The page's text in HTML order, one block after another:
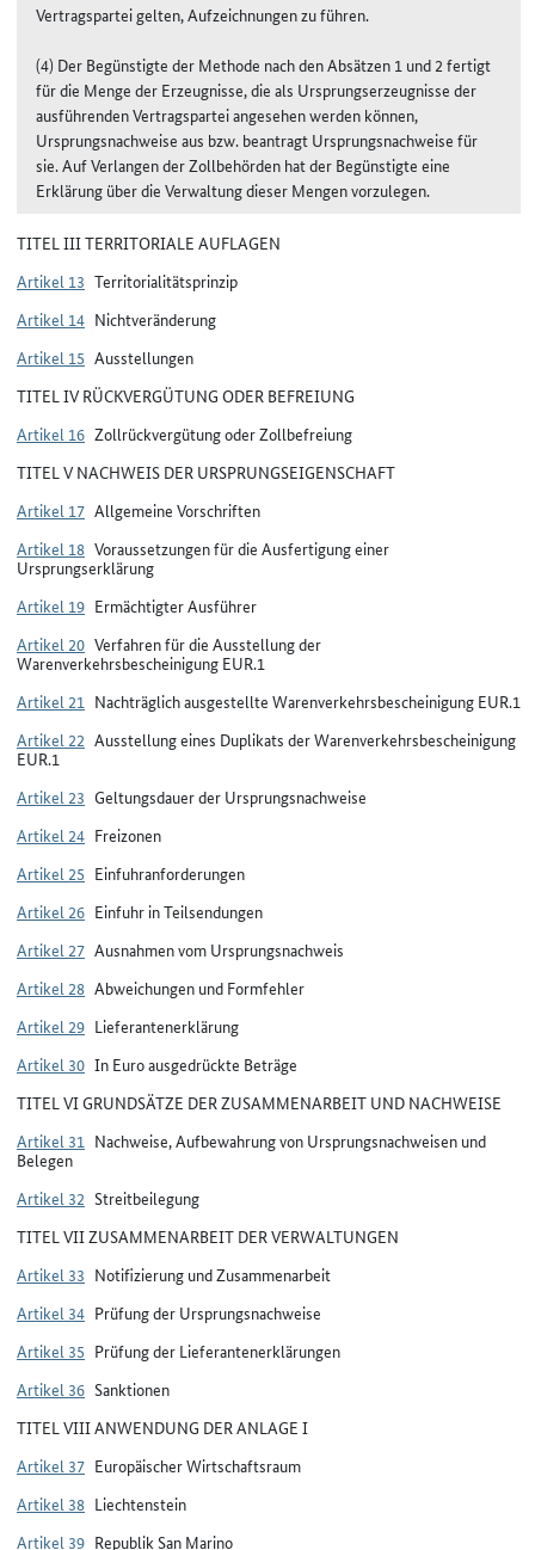
Vertragspartei gelten, Aufzeichnungen zu führen.
(4) Der Begünstigte der Methode nach den Absätzen 1 und 2 fertigt
für die Menge der Erzeugnisse, die als Ursprungserzeugnisse der
ausführenden Vertragspartei angesehen werden können,
Ursprungsnachweise aus bzw. beantragt Ursprungsnachweise für
sie. Auf Verlangen der Zollbehörden hat der Begünstigte eine
Erklärung über die Verwaltung dieser Mengen vorzulegen.
TITEL III TERRITORIALE AUFLAGEN
Artikel 13 Territorialitätsprinzip
Artikel 14 Nichtveränderung
Artikel 15 Ausstellungen
TITEL IV RÜCKVERGÜTUNG ODER BEFREIUNG
Artikel 16 Zollrückvergütung oder Zollbefreiung
TITEL V NACHWEIS DER URSPRUNGSEIGENSCHAFT
Artikel 17 Allgemeine Vorschriften
Artikel 18 Voraussetzungen für die Ausfertigung einer
Ursprungserklärung
Artikel 19 Ermächtigter Ausführer
Artikel 20 Verfahren für die Ausstellung der
Warenverkehrsbescheinigung EUR.1
Artikel 21 Nachträglich ausgestellte Warenverkehrsbescheinigung EUR.1
Artikel 22 Ausstellung eines Duplikats der Warenverkehrsbescheinigung
EUR.1
Artikel 23 Geltungsdauer der Ursprungsnachweise
Artikel 24 Freizonen
Artikel 25 Einfuhranforderungen
Artikel 26 Einfuhr in Teilsendungen
Artikel 27 Ausnahmen vom Ursprungsnachweis
Artikel 28 Abweichungen und Formfehler
Artikel 29 Lieferantenerklärung
Artikel 30 In Euro ausgedrückte Beträge
TITEL VI GRUNDSÄTZE DER ZUSAMMENARBEIT UND NACHWEISE
Artikel 31 Nachweise, Aufbewahrung von Ursprungsnachweisen und
Belegen
Artikel 32 Streitbeilegung
TITEL VII ZUSAMMENARBEIT DER VERWALTUNGEN
Artikel 33 Notifizierung und Zusammenarbeit
Artikel 34 Prüfung der Ursprungsnachweise
Artikel 35 Prüfung der Lieferantenerklärungen
Artikel 36 Sanktionen
TITEL VIII ANWENDUNG DER ANLAGE I
Artikel 37 Europäischer Wirtschaftsraum
Artikel 38 Liechtenstein
Artikel 39 Republik San Marino